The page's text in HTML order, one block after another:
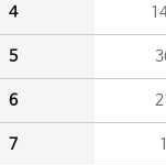
4
5
6
7